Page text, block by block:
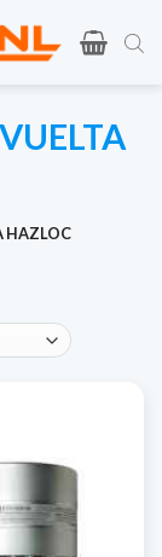
HAZLOC